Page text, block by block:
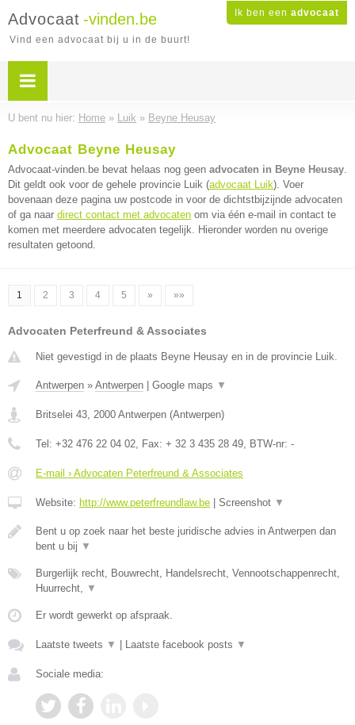
Ik ben een advocaat
Advocaat -vinden.be
Vind een advocaat bij u in de buurt!
U bent nu hier: Home » Luik » Beyne Heusay
Advocaat Beyne Heusay
Advocaat-vinden.be bevat helaas nog geen advocaten in Beyne Heusay.
Dit geldt ook voor de gehele provincie Luik (advocaat Luik). Voer
bovenaan deze pagina uw postcode in voor de dichtstbijzijnde advocaten
of ga naar direct contact met advocaten om via één e-mail in contact te
komen met meerdere advocaten tegelijk. Hieronder worden nu overige
resultaten getoond.
1 2 3 4 5 » »»
Advocaten Peterfreund & Associates
Niet gevestigd in de plaats Beyne Heusay en in de provincie Luik.
Antwerpen » Antwerpen Google maps ▼
Britselei 43, 2000 Antwerpen (Antwerpen)
Tel: +32 476 22 04 02, Fax: + 32 3 435 28 49, BTW-nr: -
E-mail › Advocaten Peterfreund & Associates
Website: http://www.peterfreundlaw.be Screenshot ▼
Bent u op zoek naar het beste juridische advies in Antwerpen dan
bent u bij ▼
Burgerlijk recht, Bouwrecht, Handelsrecht, Vennootschappenrecht,
Huurrecht, ▼
Er wordt gewerkt op afspraak.
Laatste tweets ▼ Laatste facebook posts ▼
Sociale media: